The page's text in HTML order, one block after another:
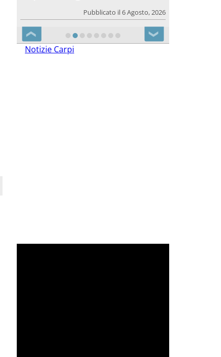
❮ ❯
Notizie Carpi